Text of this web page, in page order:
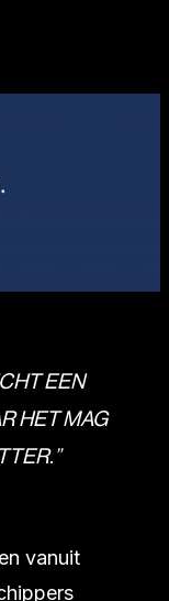
EEN
HET MAG
vanuit